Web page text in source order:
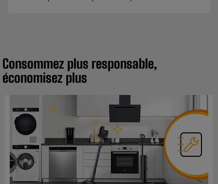
Consommez plus responsable,
économisez plus